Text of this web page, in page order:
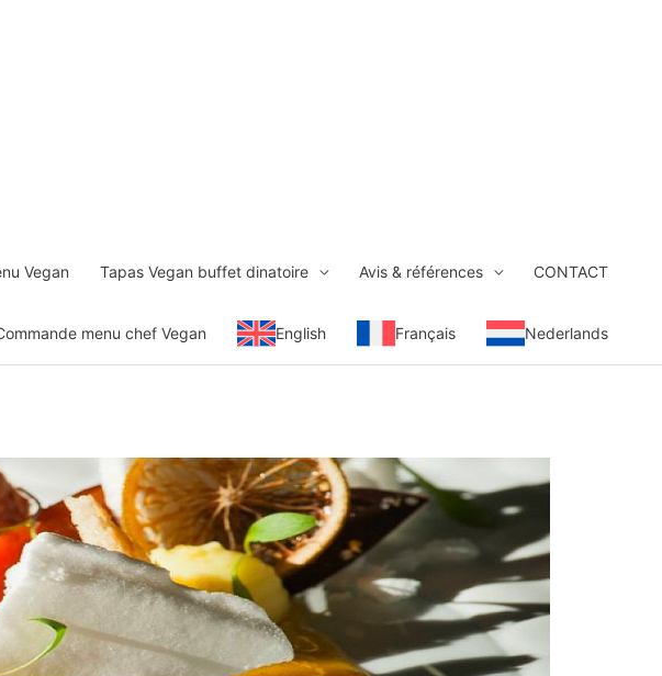
Vegan Tapas Vegan buffet dinatoire Avis & références CONTACT
menu chef Vegan English Français Nederlands